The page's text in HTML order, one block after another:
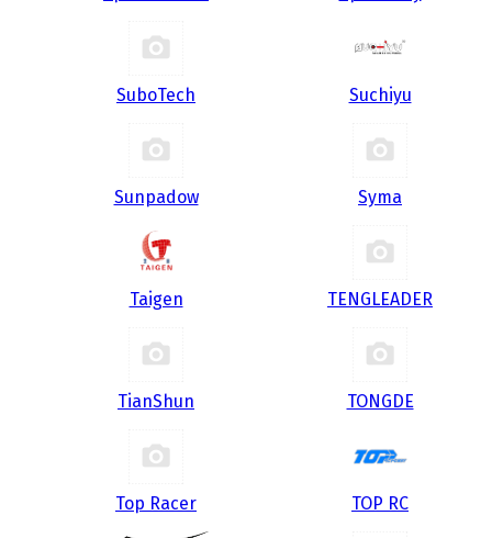
SuboTech Suchiyu
Sunpadow Syma
Taigen TENGLEADER
TianShun TONGDE
Top Racer TOP RC